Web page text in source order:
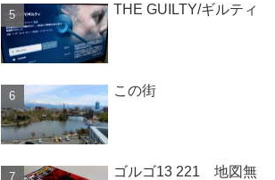
THE GUILTY/ギルティ
この街
ゴルゴ13 221 地図無